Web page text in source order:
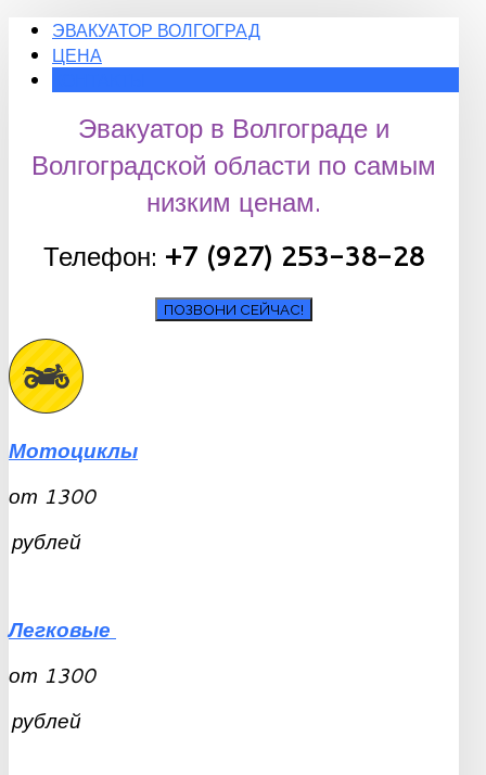
ЭВАКУАТОР ВОЛГОГРАД
ЦЕНА
Эвакуатор в Волгограде и
Волгоградской области по самым
низким ценам.
Телефон: +7 (927) 253-38-28
ПОЗВОНИ СЕЙЧАС!
Мотоциклы
от 1300
рублей
Легковые
от 1300
рублей